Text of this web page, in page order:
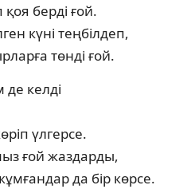
берді ғой.
күні теңбілдеп,
төнді ғой.
де келді
үлгерсе.
ғой жаздарды,
да бір көрсе.